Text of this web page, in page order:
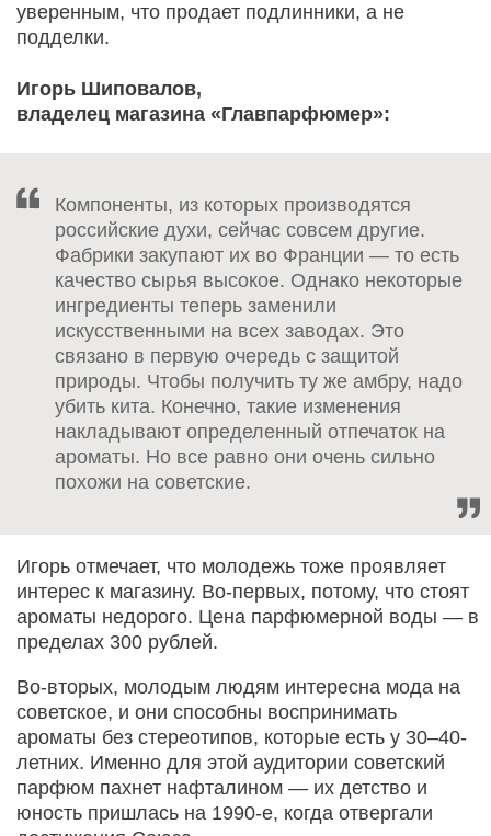
уверенным, что продает подлинники, а не
подделки.
Игорь Шиповалов,
владелец магазина «Главпарфюмер»:
Компоненты, из которых производятся
российские духи, сейчас совсем другие.
Фабрики закупают их во Франции — то есть
качество сырья высокое. Однако некоторые
ингредиенты теперь заменили
искусственными на всех заводах. Это
связано в первую очередь с защитой
природы. Чтобы получить ту же амбру, надо
убить кита. Конечно, такие изменения
накладывают определенный отпечаток на
ароматы. Но все равно они очень сильно
похожи на советские.
Игорь отмечает, что молодежь тоже проявляет
интерес к магазину. Во-первых, потому, что стоят
ароматы недорого. Цена парфюмерной воды — в
пределах 300 рублей.
Во-вторых, молодым людям интересна мода на
советское, и они способны воспринимать
ароматы без стереотипов, которые есть у 30–40-
летних. Именно для этой аудитории советский
парфюм пахнет нафталином — их детство и
юность пришлась на 1990-е, когда отвергали